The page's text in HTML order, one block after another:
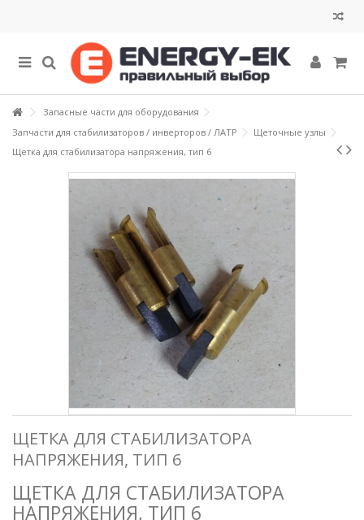
Запасные части для оборудования
Запчасти для стабилизаторов / инверторов / ЛАТР
Щеточные узлы
Щетка для стабилизатора напряжения, тип 6
ЩЕТКА ДЛЯ СТАБИЛИЗАТОРА
НАПРЯЖЕНИЯ, ТИП 6
ЩЕТКА ДЛЯ СТАБИЛИЗАТОРА
НАПРЯЖЕНИЯ, ТИП 6